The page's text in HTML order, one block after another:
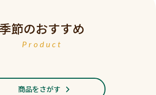
季節のおすすめ
Product
商品をさがす